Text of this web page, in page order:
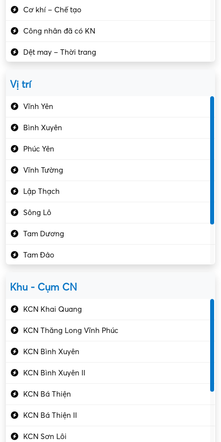
Cơ khí – Chế tạo
Công nhân đã có KN
Dệt may – Thời trang
Kiểm soát chất lượng
Kỹ sư cơ khí
Kỹ sư điện
Kỹ thuật cao
Kỹ thuật mạng – IT
Làm bán thời gian
Lao động phổ thông
Lập trình – Phát triển
Luật – Công chứng
Vị trí
Vĩnh Yên
Bình Xuyên
Phúc Yên
Vĩnh Tường
Lập Thạch
Sông Lô
Tam Dương
Tam Đảo
Khu - Cụm CN
KCN Khai Quang
KCN Thăng Long Vĩnh Phúc
KCN Bình Xuyên
KCN Bình Xuyên II
KCN Bá Thiện
KCN Bá Thiện II
KCN Sơn Lôi